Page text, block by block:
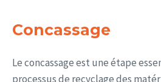
Concassage
Le concassage est une étape
processus de recyclage des